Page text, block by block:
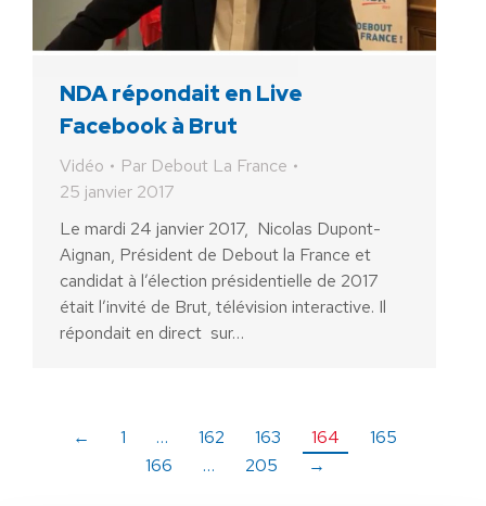
NDA répondait en Live
Facebook à Brut
Vidéo Par Debout La France
25 janvier 2017
Le mardi 24 janvier 2017, Nicolas Dupont-
Aignan, Président de Debout la France et
candidat à l’élection présidentielle de 2017
était l’invité de Brut, télévision interactive. Il
répondait en direct sur…
← 1 … 162 163 164
165
166
… 205 →